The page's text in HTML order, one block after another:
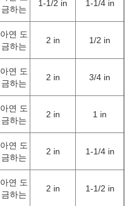
금하는
1-1/2 in 1-1/4 in
아연 도
금하는
2 in 1/2 in
아연 도
금하는
2 in 3/4 in
아연 도
금하는
2 in 1 in
아연 도
금하는
2 in 1-1/4 in
아연 도
금하는
2 in 1-1/2 in